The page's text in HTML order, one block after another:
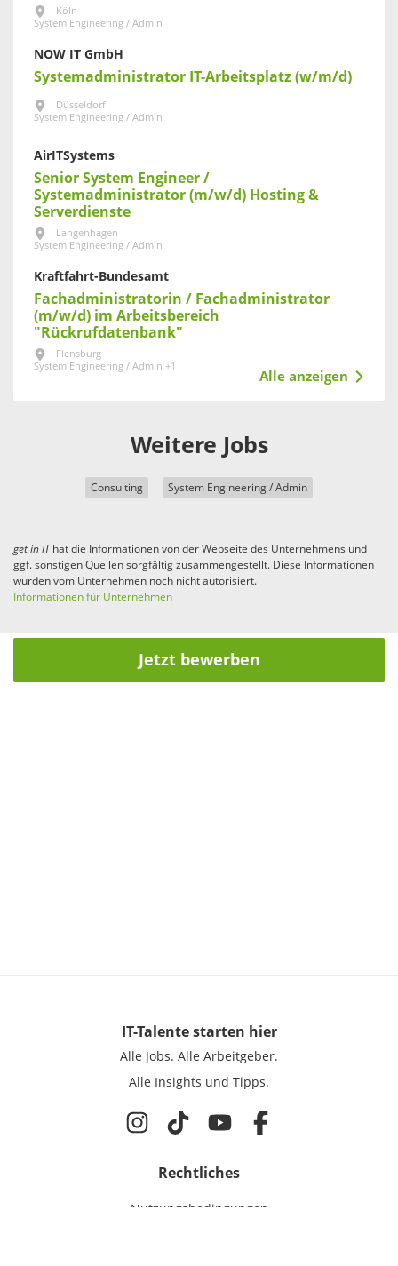
Köln
System Engineering / Admin
NOW IT GmbH
Systemadministrator IT-Arbeitsplatz (w/m/d)
Düsseldorf
System Engineering / Admin
AirITSystems
Senior System Engineer /
Systemadministrator (m/w/d) Hosting &
Serverdienste
Langenhagen
System Engineering / Admin
Kraftfahrt-Bundesamt
Fachadministratorin / Fachadministrator
(m/w/d) im Arbeitsbereich
"Rückrufdatenbank"
Flensburg
System Engineering / Admin +1
Alle anzeigen
Weitere Jobs
Consulting System Engineering / Admin
get in IThat die Informationen von der Webseite des Unternehmens und
ggf. sonstigen Quellen sorgfältig zusammengestellt. Diese Informationen
wurden vom Unternehmen noch nicht autorisiert.
Informationen für Unternehmen
Jetzt bewerben
IT-Talentestarten hier
Alle Jobs. Alle Arbeitgeber.
Alle Insights und Tipps.
Rechtliches
Nutzungsbedingungen